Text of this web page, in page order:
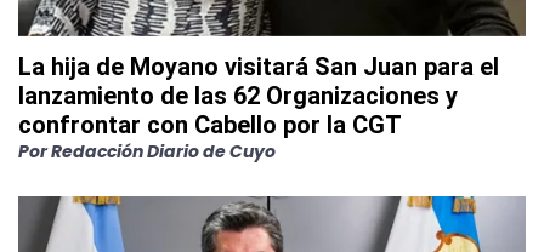
La hija de Moyano visitará San Juan para el
lanzamiento de las 62 Organizaciones y
confrontar con Cabello por la CGT
PorRedacción Diario de Cuyo